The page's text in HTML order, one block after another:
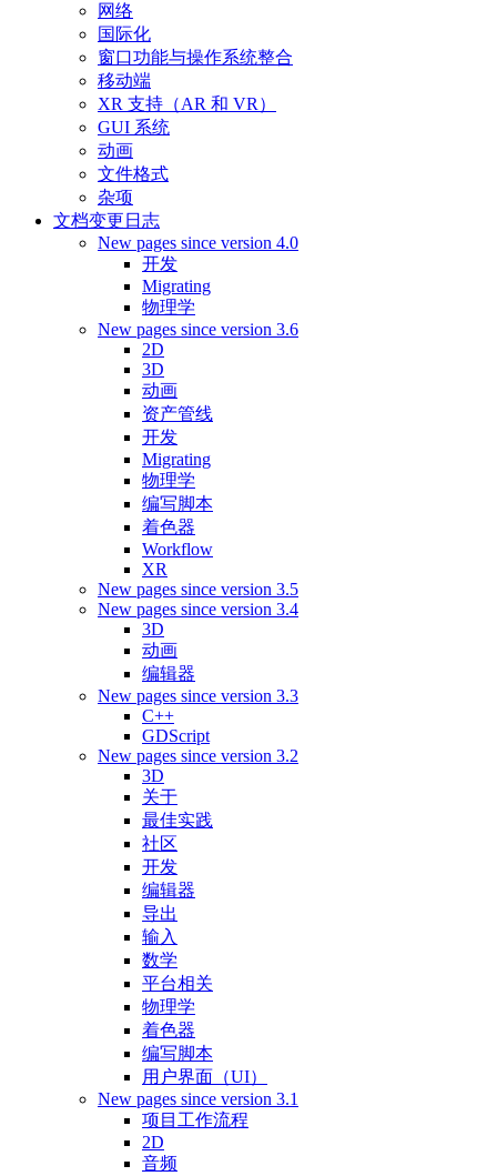
网络
国际化
窗口功能与操作系统整合
移动端
XR 支持（AR 和 VR）
GUI 系统
动画
文件格式
杂项
文档变更日志
New pages since version 4.0
开发
Migrating
物理学
New pages since version 3.6
2D
3D
动画
资产管线
开发
Migrating
物理学
编写脚本
着色器
Workflow
XR
New pages since version 3.5
New pages since version 3.4
3D
动画
编辑器
New pages since version 3.3
C++
GDScript
New pages since version 3.2
3D
关于
最佳实践
社区
开发
编辑器
导出
输入
数学
平台相关
物理学
着色器
编写脚本
用户界面（UI）
New pages since version 3.1
项目工作流程
2D
音频